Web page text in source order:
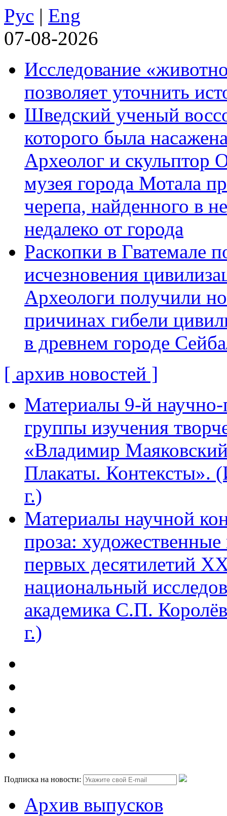
Рус | Eng
07-08-2026
Исследование
позволяет уточнить
Шведский ученый
которого была
Археолог и скульптор
музея города Мотала
черепа, найденного в
недалеко от города
Раскопки в Гватемале
исчезновения
Археологи получили
причинах гибели
в древнем городе
[ архив новостей ]
Материалы 9-й научно-
группы изучения
«Владимир
Плакаты.
г.)
Материалы научной
проза: художественные
первых десятилетий
национальный
академика С.П.
г.)
Подписка на новости:
Архив выпусков